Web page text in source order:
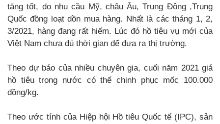
tăng tốt, do nhu cầu Mỹ, châu Âu, Trung Đông ,Trung
Quốc đồng loạt dồn mua hàng. Nhất là các tháng 1, 2,
3/2021, hàng đang rất hiếm. Lúc đó hồ tiêu vụ mới của
Việt Nam chưa đủ thời gian để đưa ra thị trường.
Theo dự báo của nhiều chuyên gia, cuối năm 2021 giá
hồ tiêu trong nước có thể chinh phục mốc 100.000
đồng/kg.
Theo ước tính của Hiệp hội Hồ tiêu Quốc tế (IPC), sản